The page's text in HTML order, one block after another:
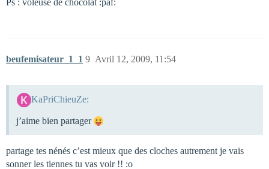
Ps : voleuse de chocolat :paf:
beufemisateur_1_1 Avril 12, 2009, 11:54
9
KaPriChieuZe:
j’aime bien partager
partage tes nénés c’est mieux que des cloches autrement je vais
sonner les tiennes tu vas voir !! :o